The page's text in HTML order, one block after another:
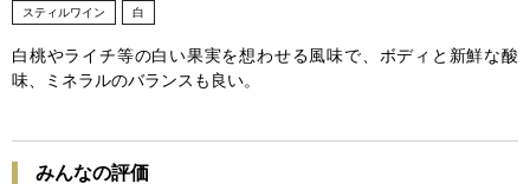
スティルワイン 白
白桃やライチ等の白い果実を想わせる風味で、ボディと新鮮な酸
味、ミネラルのバランスも良い。
みんなの評価